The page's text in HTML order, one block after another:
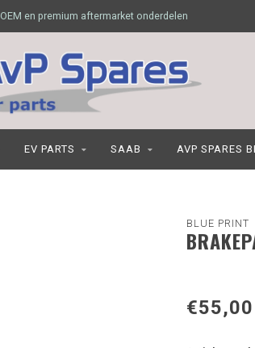
OEM en premium aftermarket onderdelen
EV PARTS SAAB AVP SPARES
BLUE PRINT
€55,00